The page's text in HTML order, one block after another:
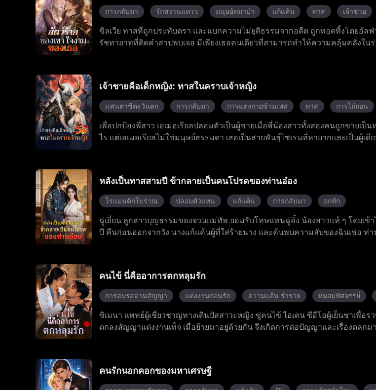
ความโกหกทั้งหมด ด้วยการสนับสนุนจากพี่สาวสองคน และการปกป้องอย่างเข้มแ
อดีตที่เป็นพิษ และในที่สุดโรมันก็คุกเข่าขอแต่งงานกับเธอ
การกลับมา รักหวานแหวว มนุษย์หมาป่า แก้แค้น ทาส เจ้าชาย
ซิลเวีย ทาสที่ถูกประทับตรา และแบกความไม่ยุติธรรมจากอดีต ถูกทอดทิ้งโดยอัล
รัชทายาทที่ติดคำสาปพบเจอ มีเพียงเธอคนเดียวที่สามารถทำให้ความคลุ้มคลั่งในร่
แทรกซึมถึงใจกลางราชบัลลังก์
เจ้าชายคือเด็กหญิง: ทาสในคราบเจ้าหญิง
แฟนตาซีตะวันตก การกลับมา การแต่งกายข้ามเพศ ทาส การไถ่ถอน
เพื่อปกป้องพี่สาว เอเมอเรียลปลอมตัวเป็นผู้ชายเมื่อพี่น้องสาวทั้งสองคนถูกขายเป็
ไร แต่เอเมอเรียลไม่ใช่มนุษย์ธรรมดา เธอเป็นสายพันธุ์ไซเรนที่หายากและเป็นผู้เดี
และพยายามปกปิดตัวตนที่แท้จริงของตัวเอง ไม่มีผู้ใดคาดเดาได้ว่า ในที่สุดเธอสา
ได้สำเร็จ
หลังเป็นทาสสามปี ข้ากลายเป็นคนโปรดของท่านอ๋อง
โรแมนติกโบราณ ปลอมตัวแทน แก้แค้น การกลับมา อกหัก
ฉู่เยี่ยน ลูกสาวบุญธรรมของจวนแม่ทัพ ยอมรับโทษแทนฉู่อิ๋ง น้องสาวแท้ ๆ โดยเข้า
ปี คืนก่อนออกจากวัง นางแก้แค้นผู้ที่ใส่ร้ายนาง และค้นพบความลับของฉินเช่อ ท่า
ชั่วเกี่ยวกับชาติกำเนิด สร้างความสัมพันธ์และรักกับฉินเช่อ ร่วมมือกันโค่นผู้อยู่เบื้
คนไข้ นี่คืออาการตกหลุมรัก
การสมรสตามสัญญา แต่งงานก่อนรัก ความแค้น ร่ำรวย หมอมหัศจรรย์
ซิเมนา แพทย์ผู้เชี่ยวชาญทางเดินปัสสาวะหญิง ขู่คนไข้ ไอเดน ซีอีโอผู้เย็นชาเพื่อร
ตกลงสัญญาแต่งงานเท็จ เมื่อย้ายมาอยู่ด้วยกัน จึงเกิดการต่อปัญญาและเรื่องตลก
คนรักนอกคอกของมหาเศรษฐี